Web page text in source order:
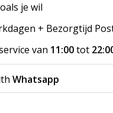
je wil
+ Bezorgtijd
van 11:00tot
Whatsapp